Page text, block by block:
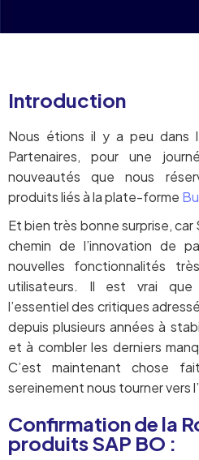
Introduction
Nous étions il y a peu dans
Partenaires, pour une
nouveautés que nous
produits liés à la plate-forme
Et bien très bonne surprise,
chemin de l’innovation de
nouvelles fonctionnalités
utilisateurs. Il est vrai que
l’essentiel des critiques
depuis plusieurs années à
et à combler les derniers
C’est maintenant chose
sereinement nous tourner vers
Confirmation de la
produits SAP BO :